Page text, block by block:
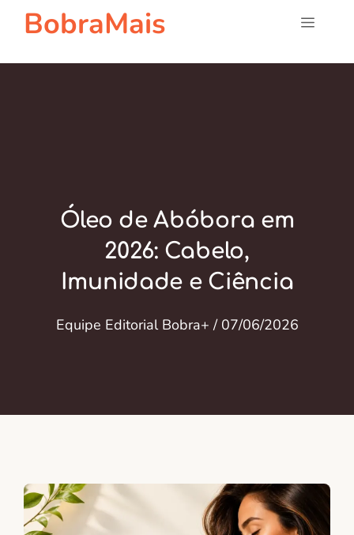
Pular
paraBobraMais Menu
Óleo de Abóbora em
2026: Cabelo,
Imunidade e Ciência
Equipe Editorial Bobra+ / 07/06/2026